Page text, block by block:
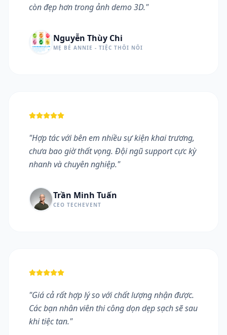
còn đẹp hơn trong ảnh demo 3D."
Nguyễn Thùy Chi
MẸ BÉ ANNIE - TIỆC THÔI NÔI
"Hợp tác với bên em nhiều sự kiện khai trương,
chưa bao giờ thất vọng. Đội ngũ support cực kỳ
nhanh và chuyên nghiệp."
Trần Minh Tuấn
CEO TECHEVENT
"Giá cả rất hợp lý so với chất lượng nhận được.
Các bạn nhân viên thi công dọn dẹp sạch sẽ sau
khi tiệc tan."